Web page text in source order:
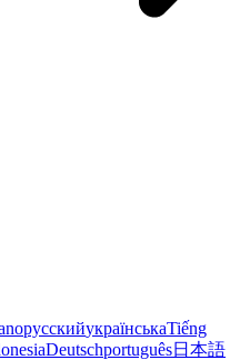
русскийукраїнськаTiếng
Deutschportuguês日本語